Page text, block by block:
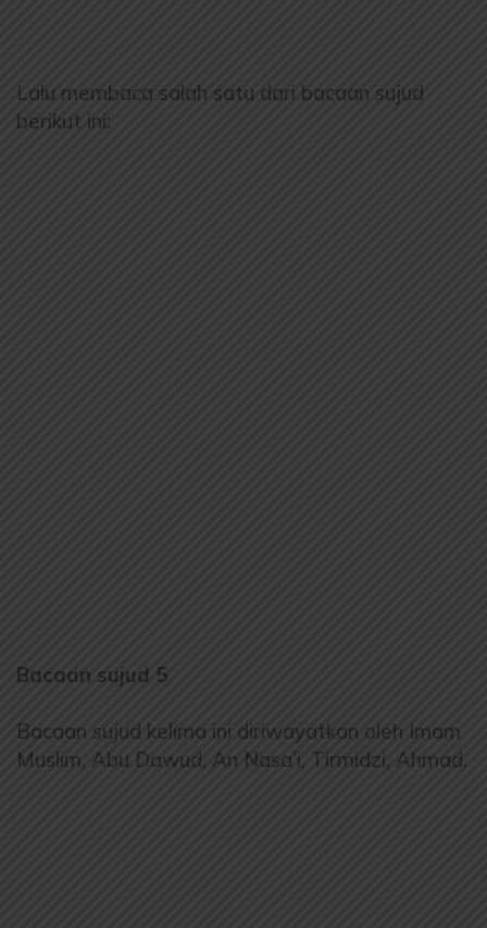
Lalu membaca salah satu dari bacaan sujud
berikut ini:
Bacaan sujud 5
Bacaan sujud kelima ini diriwayatkan oleh Imam
Muslim, Abu Dawud, An Nasa’i, Tirmidzi, Ahmad.